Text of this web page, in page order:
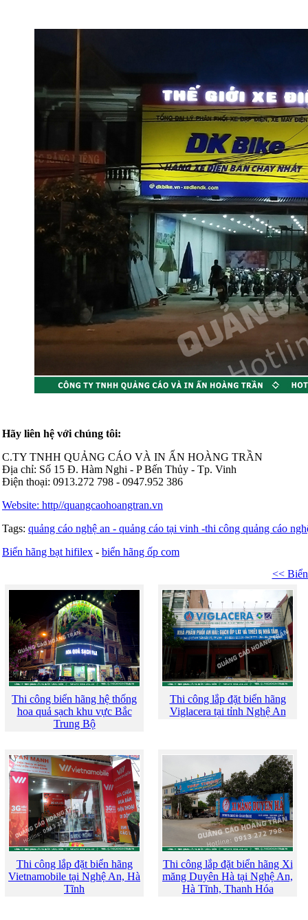
Hãy liên hệ với chúng tôi:
C.TY TNHH QUẢNG CÁO VÀ IN ẤN HOÀNG TRẦN
Địa chỉ: Số 15 Đ. Hàm Nghi - P Bến Thủy - Tp. Vinh
Điện thoại: 0913.272 798 - 0947.952 386
Website: http//quangcaohoangtran.vn
Tags: quảng cáo nghệ an - quảng cáo tại vinh -thi công quảng cáo
Biển hãng bạt hifilex - biển hãng ốp com
<<
Thi công biển hãng hệ thống
hoa quả sạch khu vực Bắc
Trung Bộ
Thi công lắp đặt biển hãng
Viglacera tại tỉnh Nghệ An
Thi công lắp đặt biển hãng
Vietnamobile tại Nghệ An, Hà
Tĩnh
Thi công lắp đặt biển hãng Xi
măng Duyên Hà tại Nghệ An,
Hà Tĩnh, Thanh Hóa